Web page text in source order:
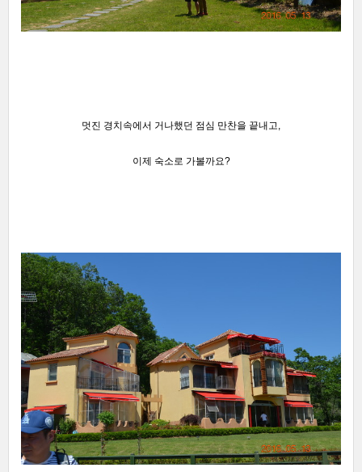
멋진 경치속에서 거나했던 점심 만찬을 끝내고,
이제 숙소로 가볼까요?